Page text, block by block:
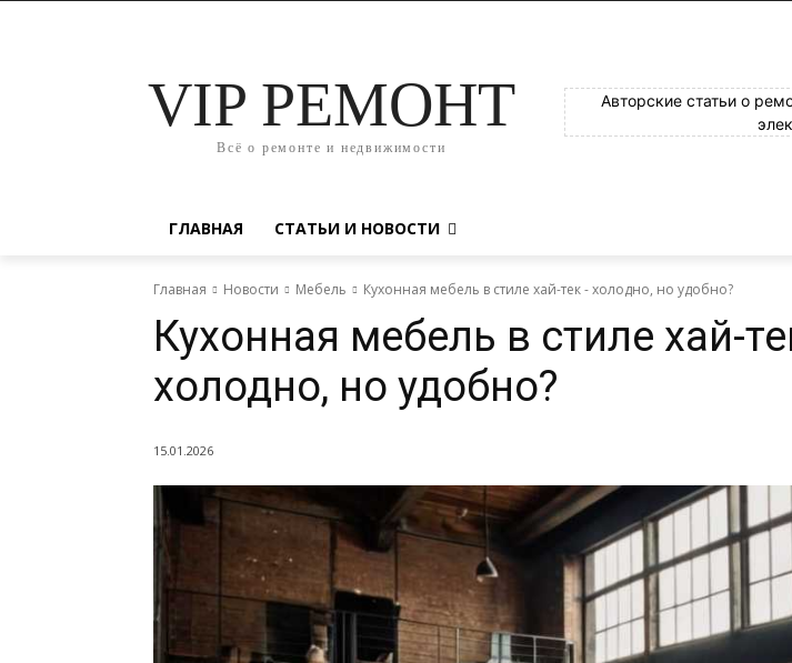
VIP РЕМОНТ
Всё о ремонте и недвижимости
Авторские статьи о
ГЛАВНАЯ СТАТЬИ И НОВОСТИ
Главная Новости Мебель Кухонная мебель в стиле хай-тек - холодно, но удобно?
Кухонная мебель в стиле хай-
холодно, но удобно?
15.01.2026